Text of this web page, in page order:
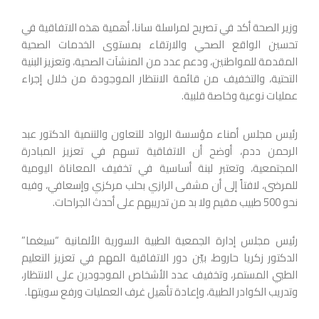
وزير الصحة أكد في تصريح لمراسلة سانا، أهمية هذه الاتفاقية في
تحسين الواقع الصحي والارتقاء بمستوى الخدمات الصحية
المقدمة للمواطنين، ودعم عدد من المنشآت الصحية، وتعزيز البنية
التحتية، والتخفيف من قائمة الانتظار الموجودة من خلال إجراء
عمليات نوعية وخاصة قلبية.
رئيس مجلس أمناء مؤسسة الرواد للتعاون والتنمية الدكتور عبد
الرحمن ددم، أوضح أن الاتفاقية تسهم في تعزيز المبادرة
المجتمعية، وتعتبر لبنة أساسية في تخفيف المعاناة اليومية
للمرضى، لافتاً إلى أن مشفى الرازي بحلب مركزي وإسعافي، وفيه
نحو 500 طبيب مقيم ولا بد من تدريبهم على أحدث الجراحات.
رئيس مجلس إدارة الجمعية الطبية السورية الألمانية “سيغما”
الدكتور زكريا حاروط، بيّن دور الاتفاقية المهم في تعزيز التعليم
الطبي المستمر، وتخفيف عدد الأشخاص الموجودين على الانتظار،
وتدريب الكوادر الطبية، وإعادة تأهيل غرف العمليات ورفع سويتها.